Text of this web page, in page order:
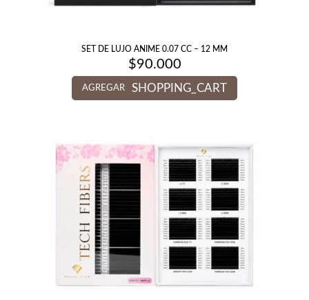
SET DE LUJO ANIME 0.07 CC – 12 MM
$90.000
AGREGAR SHOPPING_CART